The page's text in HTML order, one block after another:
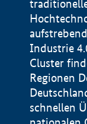
Industrie
Cluster
Regionen
schnellen